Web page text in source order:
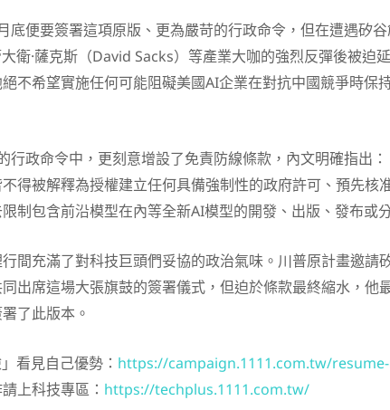
底便要簽署這項原版、更為嚴苛的行政命令，但在遭遇矽
衛·薩克斯（David Sacks）等產業大咖的強烈反彈後被迫
不希望實施任何可能阻礙美國AI企業在對抗中國競爭時保
行政命令中，更刻意增設了免責防線條款，內文明確指出
得被解釋為授權建立任何具備強制性的政府許可、預先核
制包含前沿模型在內等全新AI模型的開發、出版、發布或分
間充滿了對科技巨頭們妥協的政治氣味。川普原計畫邀請
出席這場大張旗鼓的簽署儀式，但迫於條款最終縮水，他
了此版本。
看見自己優勢： https://campaign.1111.com.tw/
上科技專區： https://techplus.1111.com.tw/